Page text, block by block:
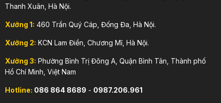
Thanh Xuân, Hà Nội.
Xưởng 1: 460 Trần Quý Cáp, Đống Đa, Hà Nội.
Xưởng 2: KCN Lam Điền, Chương Mĩ, Hà Nội.
Xưởng 3: Phường Bình Trị Đông A, Quận Bình Tân, Thành phố
Hồ Chí Minh, Việt Nam
Hotline: 086 864 8689 - 0987.206.961